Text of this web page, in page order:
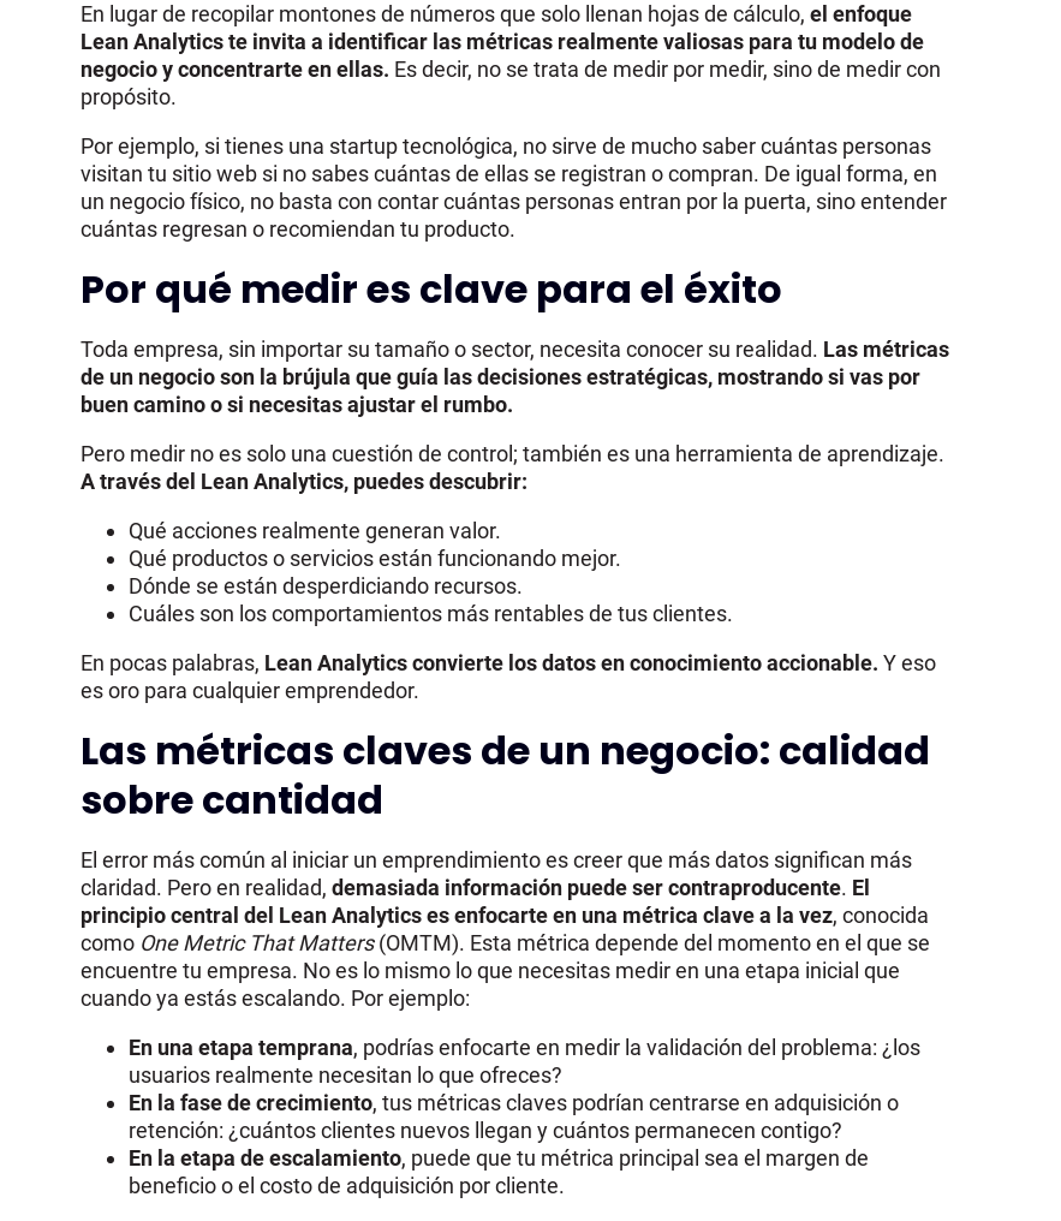
En lugar de recopilar montones de números que solo llenan hojas de cálculo,el enfoque
Lean Analytics te invita a identificar las métricas realmente valiosas para tu modelo de
negocio y concentrarte en ellas. Es decir, no se trata de medir por medir, sino de medir con
propósito.
Por ejemplo, si tienes una startup tecnológica, no sirve de mucho saber cuántas personas
visitan tu sitio web si no sabes cuántas de ellas se registran o compran. De igual forma, en
un negocio físico, no basta con contar cuántas personas entran por la puerta, sino entender
cuántas regresan o recomiendan tu producto.
Por qué medir es clave para el éxito
Toda empresa, sin importar su tamaño o sector, necesita conocer su realidad. Las métricas
de un negocio son la brújula que guía las decisiones estratégicas, mostrando si vas por
buen camino o si necesitas ajustar el rumbo.
Pero medir no es solo una cuestión de control; también es una herramienta de aprendizaje.
A través del Lean Analytics, puedes descubrir:
Qué acciones realmente generan valor.
Qué productos o servicios están funcionando mejor.
Dónde se están desperdiciando recursos.
Cuáles son los comportamientos más rentables de tus clientes.
En pocas palabras, Lean Analytics convierte los datos en conocimiento accionable. Y eso
es oro para cualquier emprendedor.
Las métricas claves de un negocio: calidad
sobre cantidad
El error más común al iniciar un emprendimiento es creer que más datos significan más
claridad. Pero en realidad,demasiada información puede ser contraproducente. El
principio central del Lean Analytics es enfocarte en una métrica clave a la vez, conocida
como One Metric That Matters(OMTM). Esta métrica depende del momento en el que se
encuentre tu empresa. No es lo mismo lo que necesitas medir en una etapa inicial que
cuando ya estás escalando. Por ejemplo:
En una etapa temprana, podrías enfocarte en medir la validación del problema: ¿los
usuarios realmente necesitan lo que ofreces?
En la fase de crecimiento, tus métricas claves podrían centrarse en adquisición o
retención: ¿cuántos clientes nuevos llegan y cuántos permanecen contigo?
En la etapa de escalamiento, puede que tu métrica principal sea el margen de
beneficio o el costo de adquisición por cliente.